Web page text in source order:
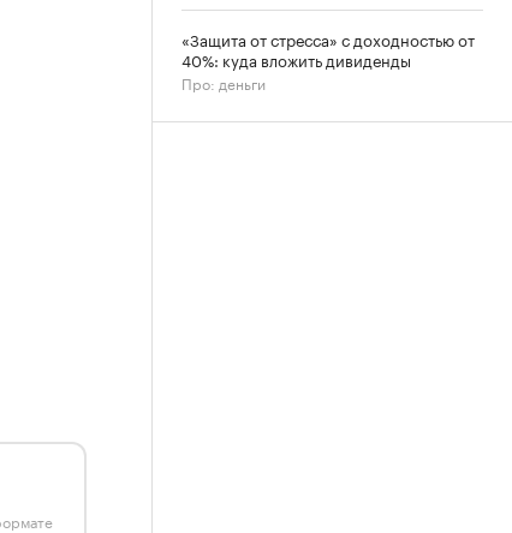
«Защита от стресса» с доходностью от
40%: куда вложить дивиденды
Про: деньги